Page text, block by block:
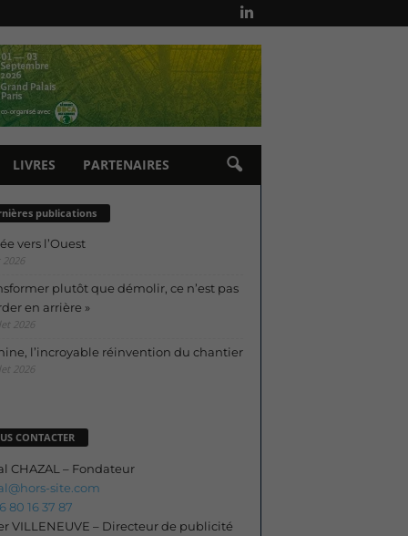
LIVRES PARTENAIRES
publications
vers l’Ouest
plutôt que démolir, ce n’est pas
en arrière »
2026
l’incroyable réinvention du chantier
2026
CONTACTER
CHAZAL – Fondateur
site.com
80 16 37 87
VILLENEUVE – Directeur de publicité